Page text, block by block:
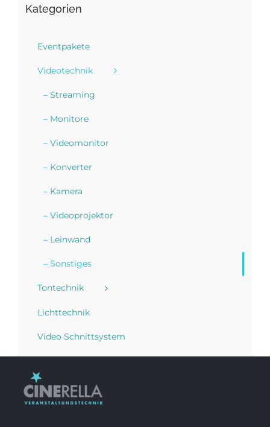
Kategorien
Eventpakete
Videotechnik
– Streaming
– Monitore
– Videomonitor
– Konverter
– Kamera
– Videoprojektor
– Leinwand
– Sonstiges
Tontechnik
Lichttechnik
Video Schnittsystem